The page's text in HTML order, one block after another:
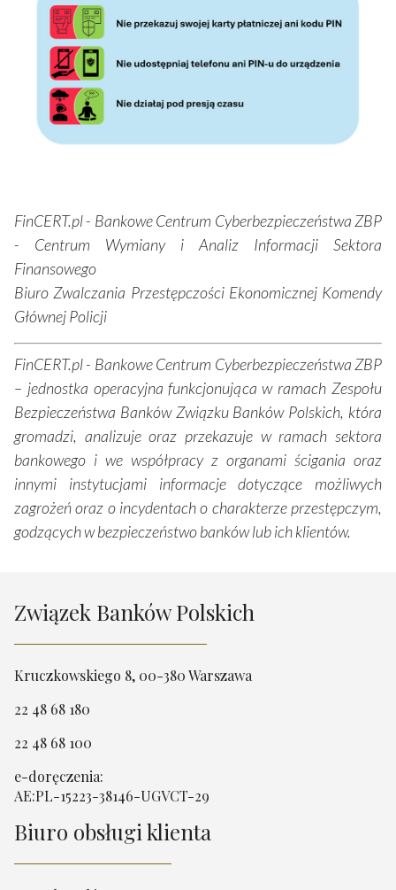
FinCERT.pl - Bankowe Centrum Cyberbezpieczeństwa ZBP
- Centrum Wymiany i Analiz Informacji Sektora
Finansowego
Biuro Zwalczania Przestępczości Ekonomicznej Komendy
Głównej Policji
FinCERT.pl - Bankowe Centrum Cyberbezpieczeństwa ZBP
– jednostka operacyjna funkcjonująca w ramach Zespołu
Bezpieczeństwa Banków Związku Banków Polskich, która
gromadzi, analizuje oraz przekazuje w ramach sektora
bankowego i we współpracy z organami ścigania oraz
innymi instytucjami informacje dotyczące możliwych
zagrożeń oraz o incydentach o charakterze przestępczym,
godzących w bezpieczeństwo banków lub ich klientów.
Związek Banków Polskich
Kruczkowskiego 8, 00-380 Warszawa
22 48 68 180
22 48 68 100
e-doręczenia:
AE:PL-15223-38146-UGVCT-29
Biuro obsługi klienta